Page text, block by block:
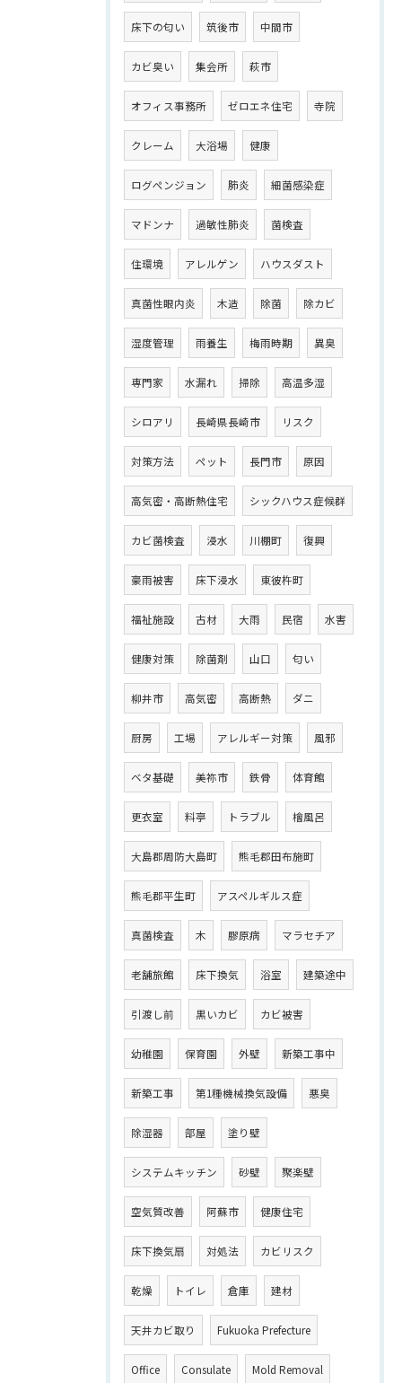
床下の匂い 筑後市 中間市
カビ臭い 集会所 萩市
オフィス事務所 ゼロエネ住宅 寺院
クレーム 大浴場 健康
ログペンジョン 肺炎 細菌感染症
マドンナ 過敏性肺炎 菌検査
住環境 アレルゲン ハウスダスト
真菌性眼内炎 木造 除菌 除カビ
湿度管理 雨養生 梅雨時期 異臭
専門家 水漏れ 掃除 高温多湿
シロアリ 長崎県長崎市 リスク
対策方法 ペット 長門市 原因
高気密・高断熱住宅 シックハウス症候群
カビ菌検査 浸水 川棚町 復興
豪雨被害 床下浸水 東彼杵町
福祉施設 古材 大雨 民宿 水害
健康対策 除菌剤 山口 匂い
柳井市 高気密 高断熱 ダニ
厨房 工場 アレルギー対策 風邪
ベタ基礎 美祢市 鉄骨 体育館
更衣室 料亭 トラブル 檜風呂
大島郡周防大島町 熊毛郡田布施町
熊毛郡平生町 アスペルギルス症
真菌検査 木 膠原病 マラセチア
老舗旅館 床下換気 浴室 建築途中
引渡し前 黒いカビ カビ被害
幼稚園 保育園 外壁 新築工事中
新築工事 第1種機械換気設備 悪臭
除湿器 部屋 塗り壁
システムキッチン 砂壁 聚楽壁
空気質改善 阿蘇市 健康住宅
床下換気扇 対処法 カビリスク
乾燥 トイレ 倉庫 建材
天井カビ取り Fukuoka Prefecture
Office Consulate Mold Removal